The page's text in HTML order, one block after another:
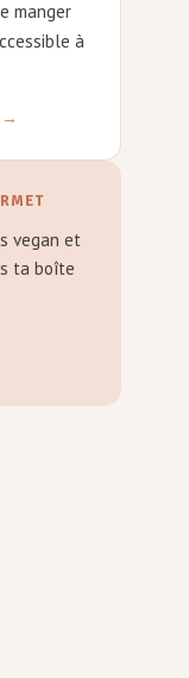
manger
à
→
vegan et
ta boîte